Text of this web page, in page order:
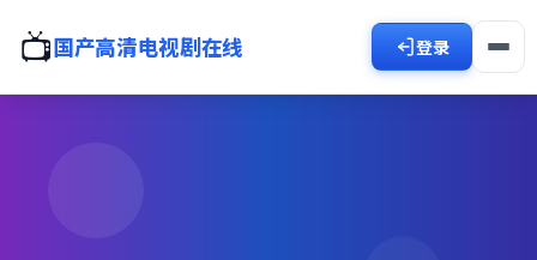
📺国产高清电视剧在线 登录